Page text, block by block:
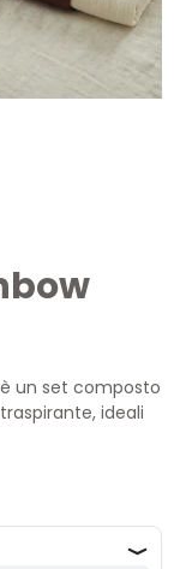
è un set composto
ideali
Grazie al
queste